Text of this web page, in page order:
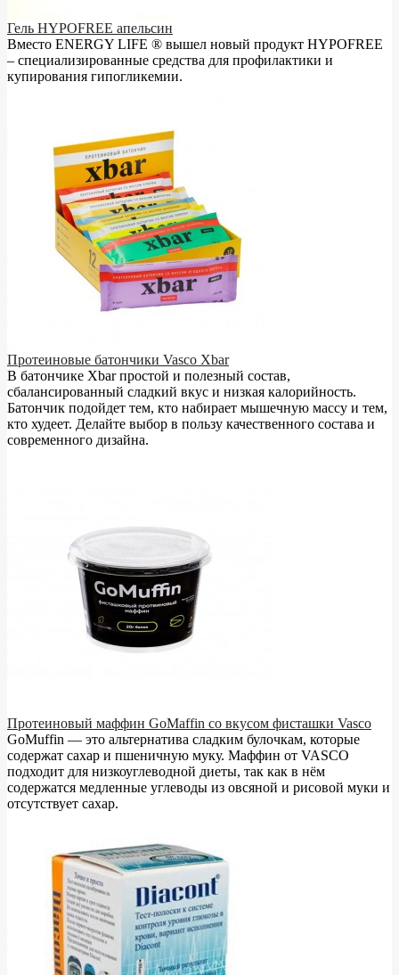
Гель HYPOFREE апельсин
Вместо ENERGY LIFE ® вышел новый продукт HYPOFREE
– cпециализированные средства для профилактики и
купирования гипогликемии.
Протеиновые батончики Vasco Xbar
В батончике Xbar простой и полезный состав,
сбалансированный сладкий вкус и низкая калорийность.
Батончик подойдет тем, кто набирает мышечную массу и тем,
кто худеет. Делайте выбор в пользу качественного состава и
современного дизайна.
Протеиновый маффин GoMaffin со вкусом фисташки Vasco
GoMuffin — это альтернатива сладким булочкам, которые
содержат сахар и пшеничную муку. Маффин от VASCO
подходит для низкоуглеводной диеты, так как в нём
содержатся медленные углеводы из овсяной и рисовой муки и
отсутствует сахар.